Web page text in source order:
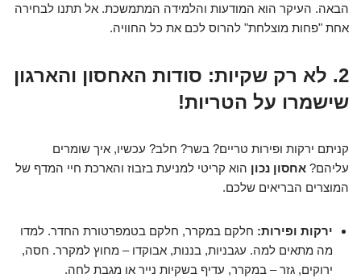
הבאה. העיקר הוא המודעות והלמידה המתמשכת. אל תתנו לבחירה
אחת "פחות מוצלחת" להרוס לכם את כל החוויה.
2. לא רק שקיות: סודות האחסון והארגון
שישמרו על הטריות!
קניתם ירקות ופירות טריים? בשר? חלב? עכשיו, איך שומרים
עליהם? אחסון נכון הוא קריטי למניעת בזבוז והארכת חיי המדף של
המוצרים הבריאים שלכם.
ירקות ופירות: חלקם במקרר, חלקם בטמפרטורת החדר. למדו
מה מתאים למה. עגבניות, בננות, אבוקדו – מחוץ למקרר. חסה,
ירוקים, גזר – במקרר, עדיף בשקיות נייר או מגבת לחה.